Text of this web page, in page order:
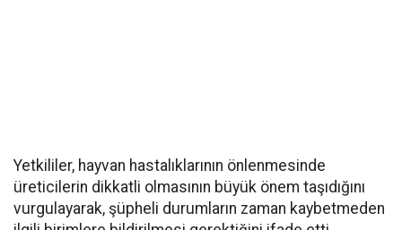
Yetkililer, hayvan hastalıklarının önlenmesinde
üreticilerin dikkatli olmasının büyük önem taşıdığını
vurgulayarak, şüpheli durumların zaman kaybetmeden